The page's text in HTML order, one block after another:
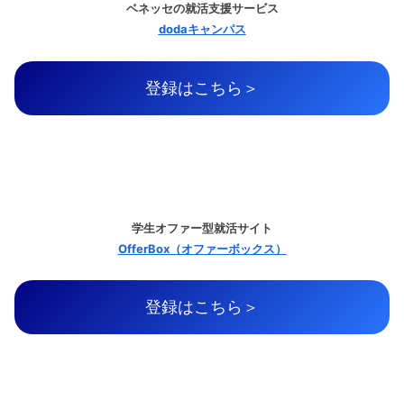
ベネッセの就活支援サービス
dodaキャンパス
登録はこちら＞
学生オファー型就活サイト
OfferBox（オファーボックス）
登録はこちら＞